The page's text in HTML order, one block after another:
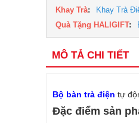
Khay Trà:
Khay Trà
Quà Tặng HALIGIFT:
MÔ TẢ CHI TIẾT
Bộ bàn trà điện tự
Đặc điểm sản